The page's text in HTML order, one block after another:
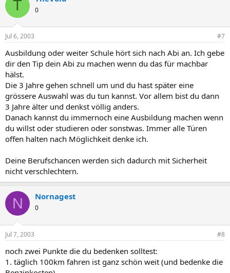
T 0
Jul 6, 2003 #7
Ausbildung oder weiter Schule hört sich nach Abi an. Ich gebe
dir den Tip dein Abi zu machen wenn du das für machbar
hälst.
Die 3 Jahre gehen schnell um und du hast später eine
grössere Auswahl was du tun kannst. Vor allem bist du dann
3 Jahre älter und denkst völlig anders.
Danach kannst du immernoch eine Ausbildung machen wenn
du willst oder studieren oder sonstwas. Immer alle Türen
offen halten nach Möglichkeit denke ich.
Deine Berufschancen werden sich dadurch mit Sicherheit
nicht verschlechtern.
N Nornagest
0
Jul 7, 2003 #8
noch zwei Punkte die du bedenken solltest:
1. täglich 100km fahren ist ganz schön weit (und bedenke die